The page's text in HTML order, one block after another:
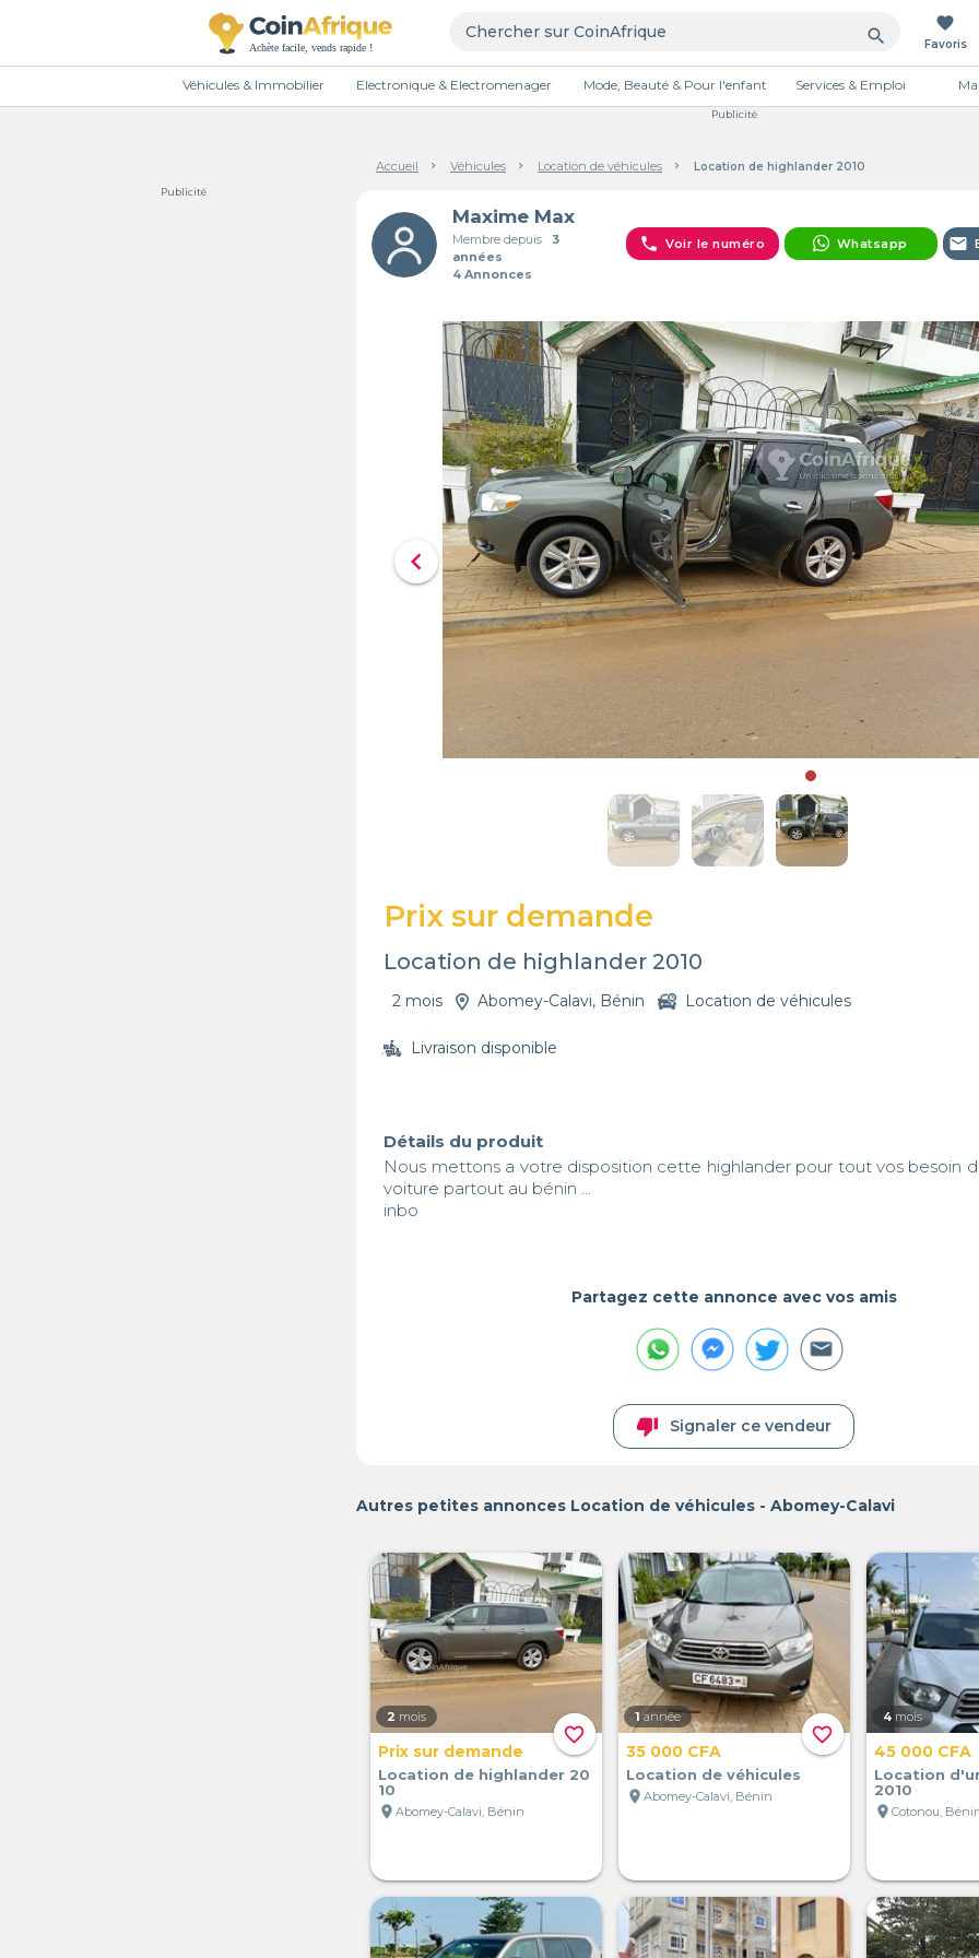
search
favorite
Favoris
Véhicules & Immobilier Electronique & Electromenager Mode, Beauté & Pour l'enfant Services & Emploi
Publicité
Accueil Véhicules Location de véhicules Location de highlander 2010
Publicité
Maxime Max
Membre depuis3
années
4 Annonces
phone Voir le numéro Whatsapp email
chevron_left
Prix sur demande
Location de highlander 2010
2 mois Abomey-Calavi, Bénin Location de véhicules
Livraison disponible
Détails du produit
Nous mettons a votre disposition cette highlander pour tout vos besoin
voiture partout au bénin ...
inbo
Partagez cette annonce avec vos amis
thumb_down Signaler ce vendeur
Autres petites annonces Location de véhicules - Abomey-Calavi
favorite_border
2 mois
Prix sur demande
Location de highlander 20
10
location_on Abomey-Calavi, Bénin
favorite_border
1 année
35 000 CFA
Location de véhicules
location_on Abomey-Calavi, Bénin
4 mois
45 000 CFA
Location
2010
location_on Cotonou,